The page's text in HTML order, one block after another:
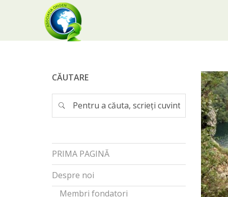
CĂUTARE
PRIMA PAGINĂ
Despre noi
Membri fondatori